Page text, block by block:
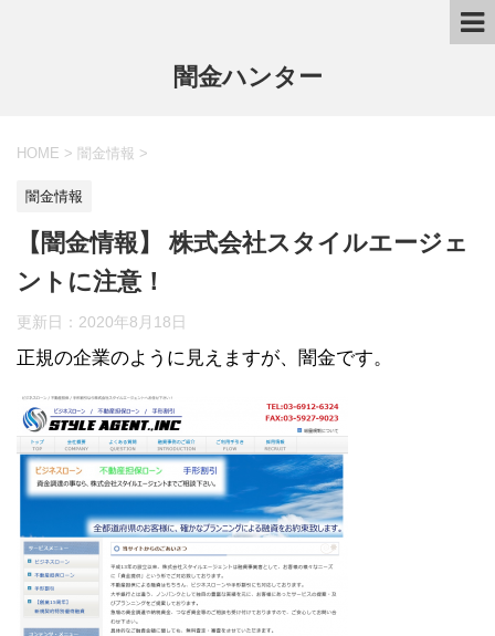
闇金ハンター
HOME > 闇金情報 >
闇金情報
【闇金情報】 株式会社スタイルエージェ
ントに注意！
更新日： 2020年8月18日
正規の企業のように見えますが、闇金です。